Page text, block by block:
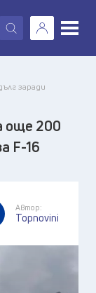
X
заради
още 200
F-16
Автор:
Topnovini